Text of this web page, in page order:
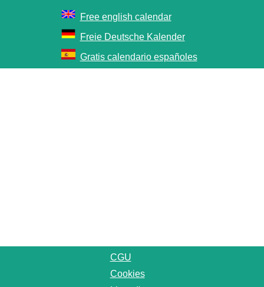
Free english calendar
Freie Deutsche Kalender
Gratis calendario españoles
CGU
Cookies